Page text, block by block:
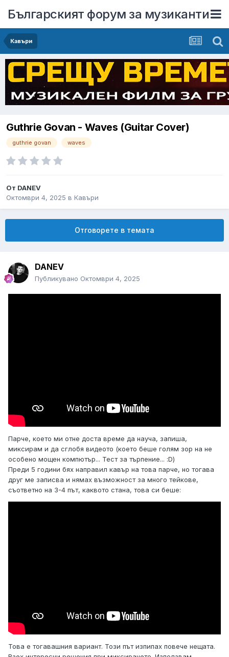
Българският форум за музиканти
Кавъри
Guthrie Govan - Waves (Guitar Cover)
guthrie govan waves
От DANEV
Октомври 4, 2025 в Кавъри
Отговорете в темата
DANEV
Публикувано Октомври 4, 2025
Парче, което ми отне доста време да науча, запиша,
миксирам и да сглобя видеото (което беше голям зор на не
особено мощен компютър... Тест за търпение... :D)
Преди 5 години бях направил кавър на това парче, но тогава
друг ме записва и нямах възможност за много тейкове,
съответно на 3-4 път, каквото стана, това си беше:
Това е тогавашния вариант. Този път изпипах повече нещата.